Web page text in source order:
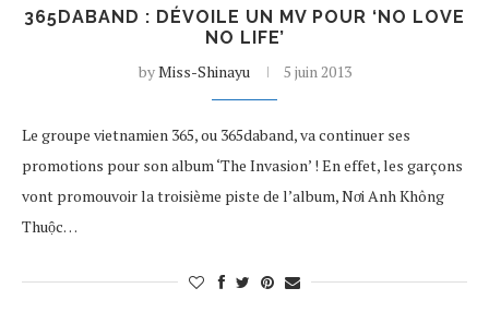
365DABAND : DÉVOILE UN MV POUR ‘NO LOVE
NO LIFE’
byMiss-Shinayu 5 juin 2013
Le groupe vietnamien 365, ou 365daband, va continuer ses
promotions pour son album ‘The Invasion’ ! En effet, les garçons
vont promouvoir la troisième piste de l’album, Nơi Anh Không
Thuộc…